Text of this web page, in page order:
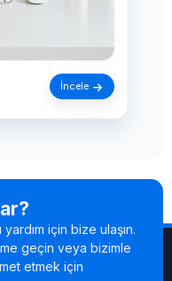
İncele
için bize ulaşın.
geçin veya bizimle
etmek için